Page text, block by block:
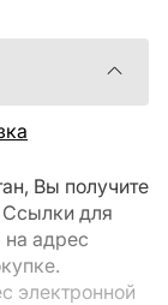
Вы получите
Ссылки для
на адрес
электронной